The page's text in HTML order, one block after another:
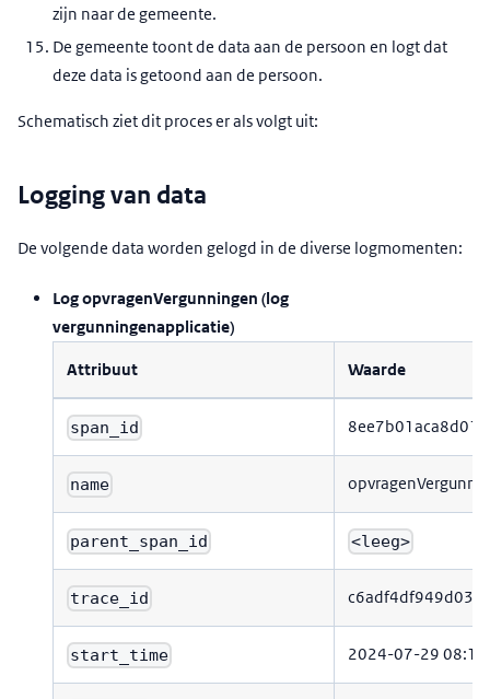
zijn naar de gemeente.
De gemeente toont de data aan de persoon en logt dat
deze data is getoond aan de persoon.
Schematisch ziet dit proces er als volgt uit:
Logging van data
De volgende data worden gelogd in de diverse logmomenten:
Log opvragenVergunningen (log
vergunningenapplicatie)
Attribuut Waarde
span_id
name
parent_span_id <leeg>
trace_id
start_time 2024-07-29